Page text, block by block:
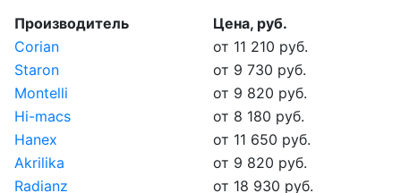
Производитель
Цена, руб.
Corian
от 11 210 руб.
Staron
от 9 730 руб.
Montelli
от 9 820 руб.
Hi-macs
от 8 180 руб.
Hanex
от 11 650 руб.
Akrilika
от 9 820 руб.
Radianz
от 18 930 руб.